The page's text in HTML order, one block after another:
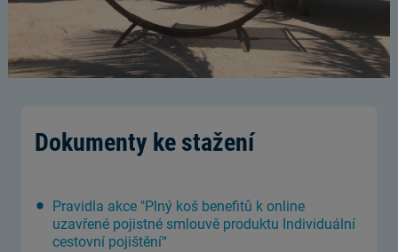
Dokumenty ke stažení
Pravidla akce "Plný koš benefitů k online
uzavřené pojistné smlouvě produktu Individuální
cestovní pojištění“